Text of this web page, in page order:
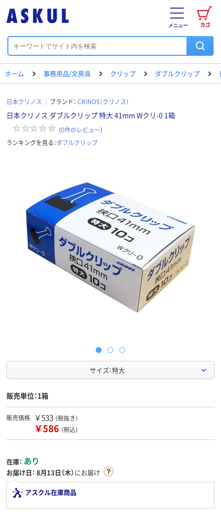
カゴ
メニュー
ホーム 事務用品/文房具 クリップ ダブルクリップ
日本クリノス ブランド： CRINOS（クリノス）
日本クリノス ダブルクリップ 特大 41mm Wクリ-0 1箱
（0件のレビュー）
ランキングを見る：ダブルクリップ
サイズ：特大
販売単位：1箱
販売価格 ￥533 （税抜き）
￥586 （税込）
在庫： あり
お届け日： 8月13日（木）にお届け
アスクル在庫商品